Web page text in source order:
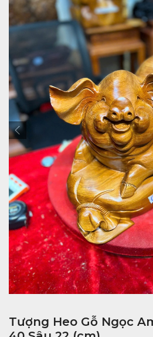
Tượng Heo Gỗ Ngọc